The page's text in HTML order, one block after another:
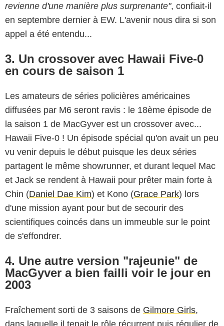
revienne d'une manière plus surprenante", confiait-il
en septembre dernier à EW. L'avenir nous dira si son
appel a été entendu...
3. Un crossover avec Hawaii Five-0
en cours de saison 1
Les amateurs de séries policières américaines
diffusées par M6 seront ravis : le 18ème épisode de
la saison 1 de MacGyver est un crossover avec...
Hawaii Five-0 ! Un épisode spécial qu'on avait un peu
vu venir depuis le début puisque les deux séries
partagent le même showrunner, et durant lequel Mac
et Jack se rendent à Hawaii pour prêter main forte à
Chin (Daniel Dae Kim) et Kono (Grace Park) lors
d'une mission ayant pour but de secourir des
scientifiques coincés dans un immeuble sur le point
de s'effondrer.
4. Une autre version "rajeunie" de
MacGyver a bien failli voir le jour en
2003
Fraîchement sorti de 3 saisons de Gilmore Girls,
dans laquelle il tenait le rôle récurrent puis régulier de